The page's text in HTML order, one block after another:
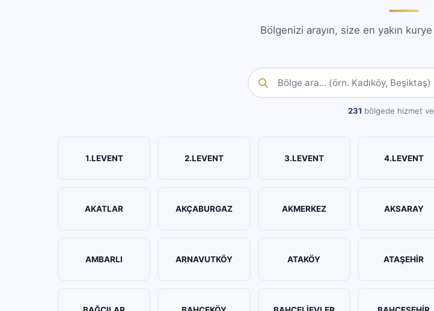
Bölgenizi arayın, size en yakın
231 bölgede hizmet
1.LEVENT 2.LEVENT 3.LEVENT 4.LEVENT
AKATLAR AKÇABURGAZ AKMERKEZ AKSARAY
AMBARLI ARNAVUTKÖY ATAKÖY ATAŞEHİR